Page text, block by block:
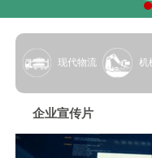
现代物流 机
企业宣传片